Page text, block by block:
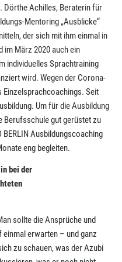
Dörthe Achilles, Beraterin für
Mentoring „Ausblicke“
der sich mit ihm einmal in
März 2020 auch ein
individuelles Sprachtraining
wird. Wegen der Corona-
Einzelsprachcoachings. Seit
Um für die Ausbildung
Berufsschule gut gerüstet zu
BERLIN Ausbildungscoaching
eng begleiten.
bei der
sollte die Ansprüche und
einmal erwarten – und ganz
zu schauen, was der Azubi